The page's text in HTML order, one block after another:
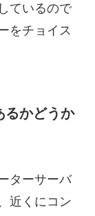
ているので
をチョイス
るかどうか
ターサーバ
近くにコン